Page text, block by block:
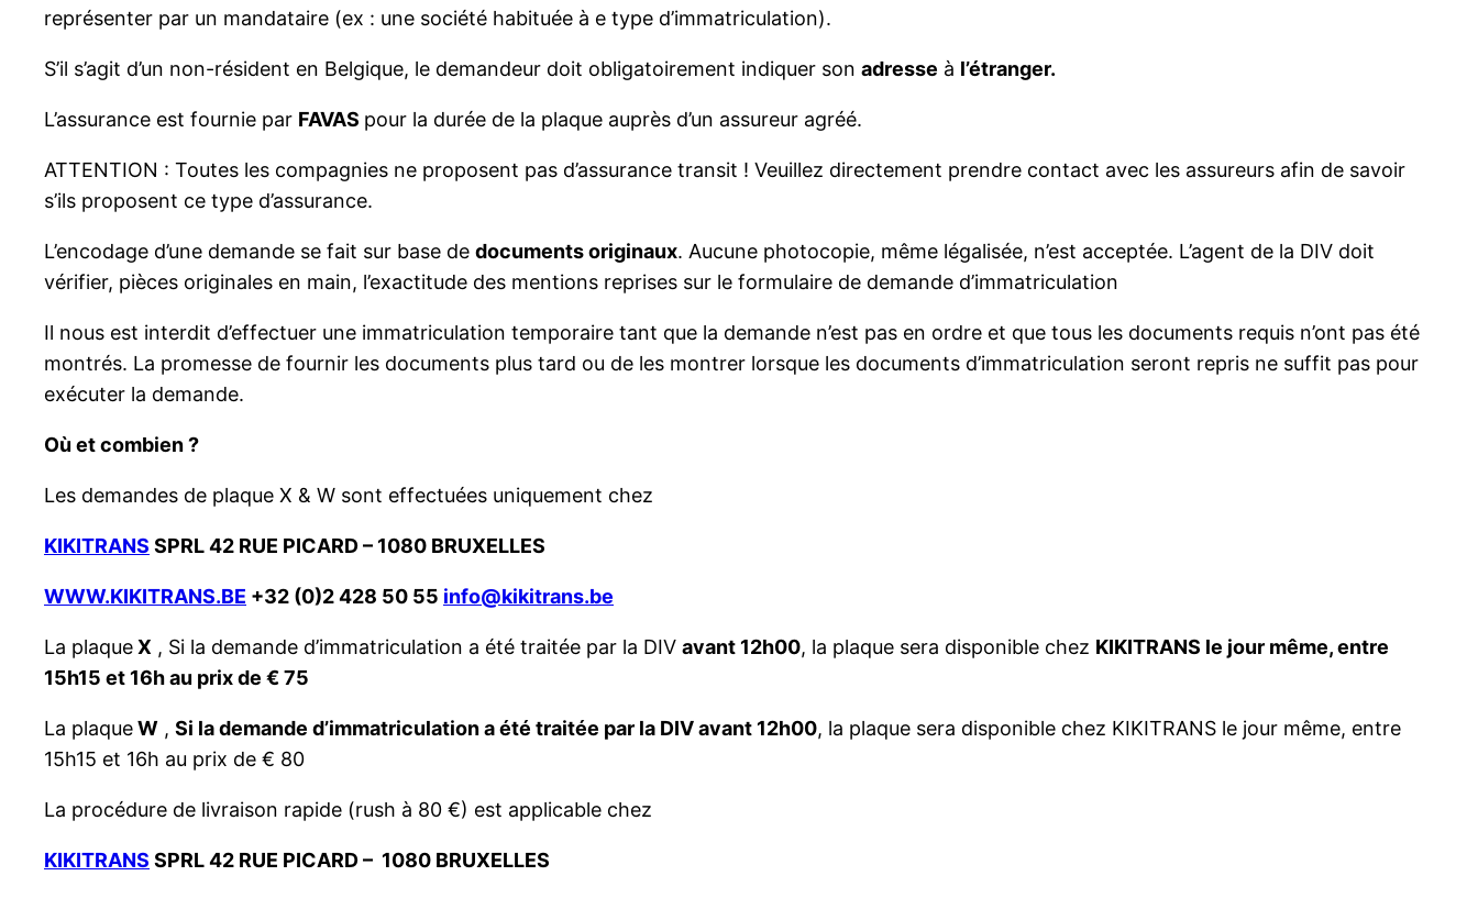
représenter par un mandataire (ex : une société habituée à e type d’immatriculation).
S’il s’agit d’un non-résident en Belgique, le demandeur doit obligatoirement indiquer son adresse à l’étranger.
L’assurance est fournie par FAVAS pour la durée de la plaque auprès d’un assureur agréé.
ATTENTION : Toutes les compagnies ne proposent pas d’assurance transit ! Veuillez directement prendre contact avec les assureurs afin de savoir
s’ils proposent ce type d’assurance.
L’encodage d’une demande se fait sur base de documents originaux. Aucune photocopie, même légalisée, n’est acceptée. L’agent de la DIV doit
vérifier, pièces originales en main, l’exactitude des mentions reprises sur le formulaire de demande d’immatriculation
Il nous est interdit d’effectuer une immatriculation temporaire tant que la demande n’est pas en ordre et que tous les documents requis n’ont pas été
montrés. La promesse de fournir les documents plus tard ou de les montrer lorsque les documents d’immatriculation seront repris ne suffit pas pour
exécuter la demande.
Où et combien ?
Les demandes de plaque X & W sont effectuées uniquement chez
KIKITRANS SPRL 42 RUE PICARD – 1080 BRUXELLES
WWW.KIKITRANS.BE +32 (0)2 428 50 55 info@kikitrans.be
La plaqueX , Si la demande d’immatriculation a été traitée par la DIV avant 12h00, la plaque sera disponible chez KIKITRANS le jour même, entre
15h15 et 16h au prix de € 75
La plaqueW , Si la demande d’immatriculation a été traitée par la DIV avant 12h00, la plaque sera disponible chez KIKITRANS le jour même, entre
15h15 et 16h au prix de € 80
La procédure de livraison rapide (rush à 80 €) est applicable chez
KIKITRANS SPRL 42 RUE PICARD – 1080 BRUXELLES